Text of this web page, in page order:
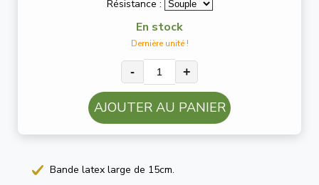
Résistance :
En stock
Dernière unité !
- +
AJOUTER AU PANIER
Bande latex large de 15cm.